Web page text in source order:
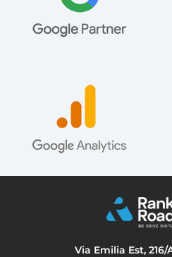
Via Emilia Est, 216/